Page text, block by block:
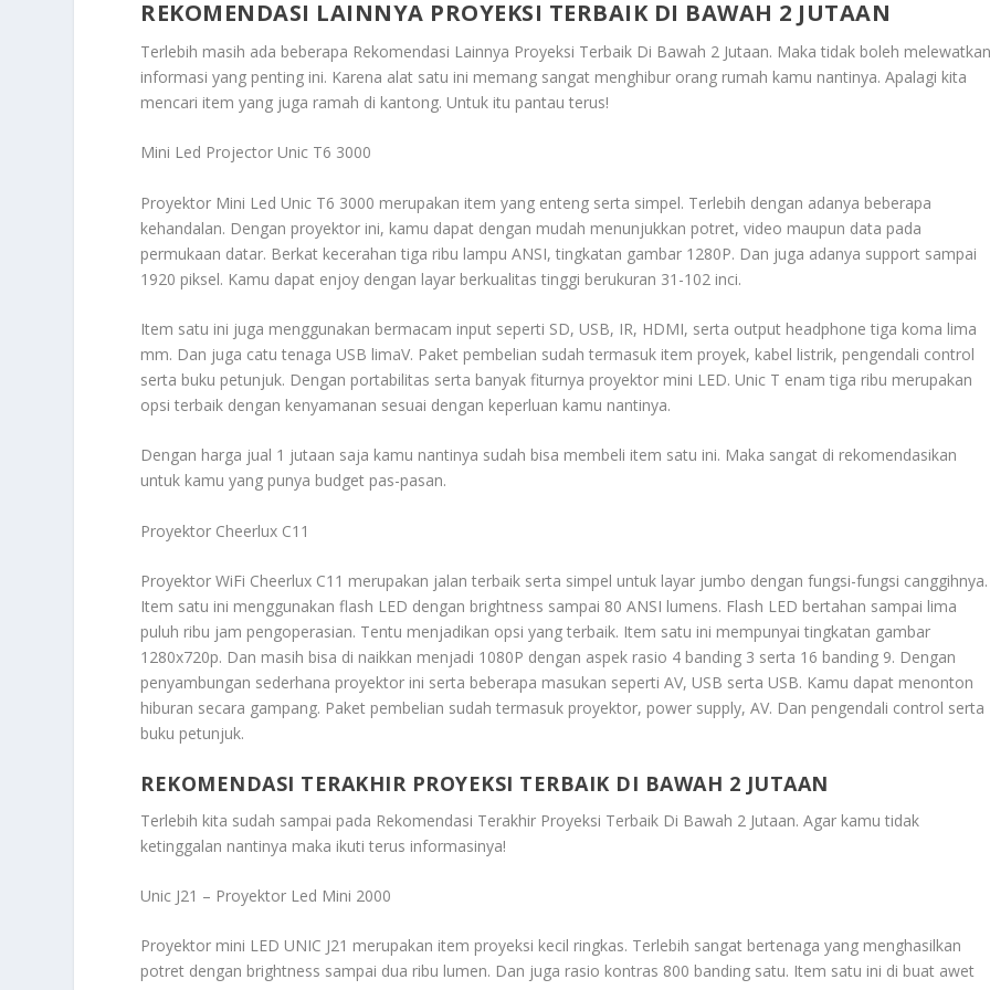
REKOMENDASI LAINNYA PROYEKSI TERBAIK DI BAWAH 2 JUTAAN
Terlebih masih ada beberapa Rekomendasi Lainnya Proyeksi Terbaik Di Bawah 2 Jutaan. Maka tidak boleh
informasi yang penting ini. Karena alat satu ini memang sangat menghibur orang rumah kamu nantinya. Apalagi kita
mencari item yang juga ramah di kantong. Untuk itu pantau terus!
Mini Led Projector Unic T6 3000
Proyektor Mini Led Unic T6 3000 merupakan item yang enteng serta simpel. Terlebih dengan adanya beberapa
kehandalan. Dengan proyektor ini, kamu dapat dengan mudah menunjukkan potret, video maupun data pada
permukaan datar. Berkat kecerahan tiga ribu lampu ANSI, tingkatan gambar 1280P. Dan juga adanya support sampai
1920 piksel. Kamu dapat enjoy dengan layar berkualitas tinggi berukuran 31-102 inci.
Item satu ini juga menggunakan bermacam input seperti SD, USB, IR, HDMI, serta output headphone tiga koma lima
mm. Dan juga catu tenaga USB limaV. Paket pembelian sudah termasuk item proyek, kabel listrik, pengendali control
serta buku petunjuk. Dengan portabilitas serta banyak fiturnya proyektor mini LED. Unic T enam tiga ribu merupakan
opsi terbaik dengan kenyamanan sesuai dengan keperluan kamu nantinya.
Dengan harga jual 1 jutaan saja kamu nantinya sudah bisa membeli item satu ini. Maka sangat di rekomendasikan
untuk kamu yang punya budget pas-pasan.
Proyektor Cheerlux C11
Proyektor WiFi Cheerlux C11 merupakan jalan terbaik serta simpel untuk layar jumbo dengan fungsi-fungsi canggihnya.
Item satu ini menggunakan flash LED dengan brightness sampai 80 ANSI lumens. Flash LED bertahan sampai lima
puluh ribu jam pengoperasian. Tentu menjadikan opsi yang terbaik. Item satu ini mempunyai tingkatan gambar
1280x720p. Dan masih bisa di naikkan menjadi 1080P dengan aspek rasio 4 banding 3 serta 16 banding 9. Dengan
penyambungan sederhana proyektor ini serta beberapa masukan seperti AV, USB serta USB. Kamu dapat menonton
hiburan secara gampang. Paket pembelian sudah termasuk proyektor, power supply, AV. Dan pengendali control serta
buku petunjuk.
REKOMENDASI TERAKHIR PROYEKSI TERBAIK DI BAWAH 2 JUTAAN
Terlebih kita sudah sampai pada Rekomendasi Terakhir Proyeksi Terbaik Di Bawah 2 Jutaan. Agar kamu tidak
ketinggalan nantinya maka ikuti terus informasinya!
Unic J21 – Proyektor Led Mini 2000
Proyektor mini LED UNIC J21 merupakan item proyeksi kecil ringkas. Terlebih sangat bertenaga yang menghasilkan
potret dengan brightness sampai dua ribu lumen. Dan juga rasio kontras 800 banding satu. Item satu ini di buat awet